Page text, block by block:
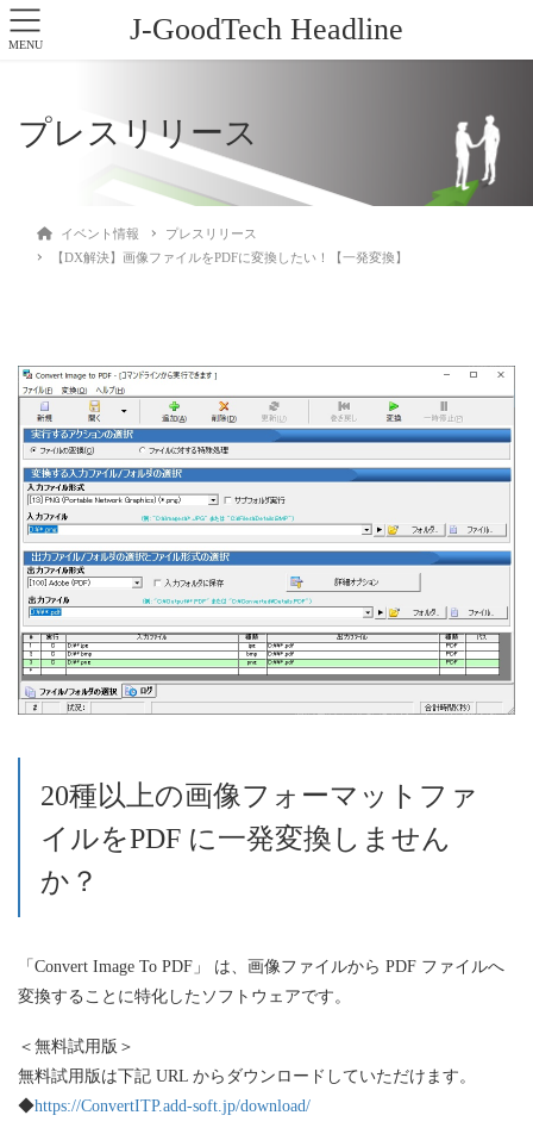
J-GoodTech Headline
プレスリリース
イベント情報
プレスリリース
【DX解決】画像ファイルをPDFに変換したい！【一発変換】
20種以上の画像フォーマットファ
イルをPDF に一発変換しません
か？
「Convert Image To PDF」 は、画像ファイルから PDF ファイルへ
変換することに特化したソフトウェアです。
＜無料試用版＞
無料試用版は下記 URL からダウンロードしていただけます。
◆https://ConvertITP.add-soft.jp/download/
MENU